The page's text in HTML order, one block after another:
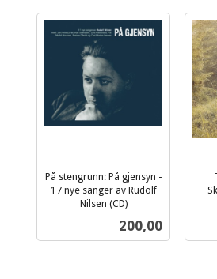
På stengrunn: På gjensyn -
17 nye sanger av Rudolf
Nilsen (CD)
Pris
200,00